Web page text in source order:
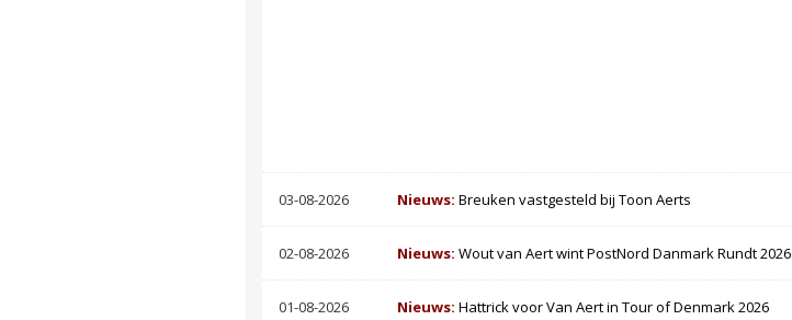
03-08-2026 Nieuws:Breuken vastgesteld bij Toon Aerts
02-08-2026 Nieuws:Wout van Aert wint PostNord Danmark Rundt 2026
01-08-2026 Nieuws:Hattrick voor Van Aert in Tour of Denmark 2026